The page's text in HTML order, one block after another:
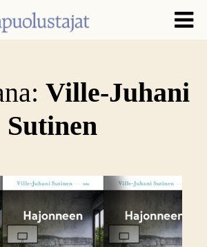
Ville-Juhani
Sutinen